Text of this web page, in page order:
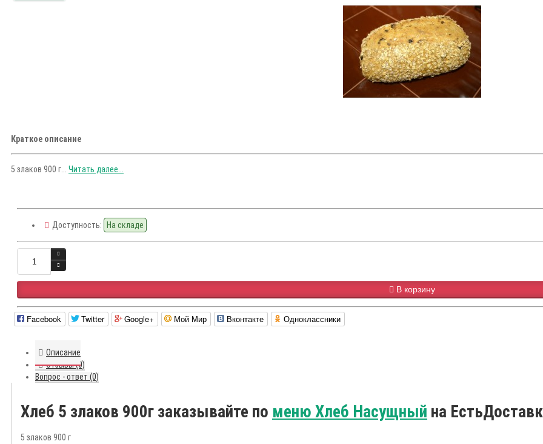
Краткое описание
5 злаков 900 г... Читать далее...
Доступность: На складе
В корзину
Facebook Twitter Google+ Мой Мир Вконтакте Одноклассники
Описание
Отзывы (0)
Вопрос - ответ (0)
Хлеб 5 злаков 900г заказывайте по меню Хлеб Насущный на
5 злаков 900 г